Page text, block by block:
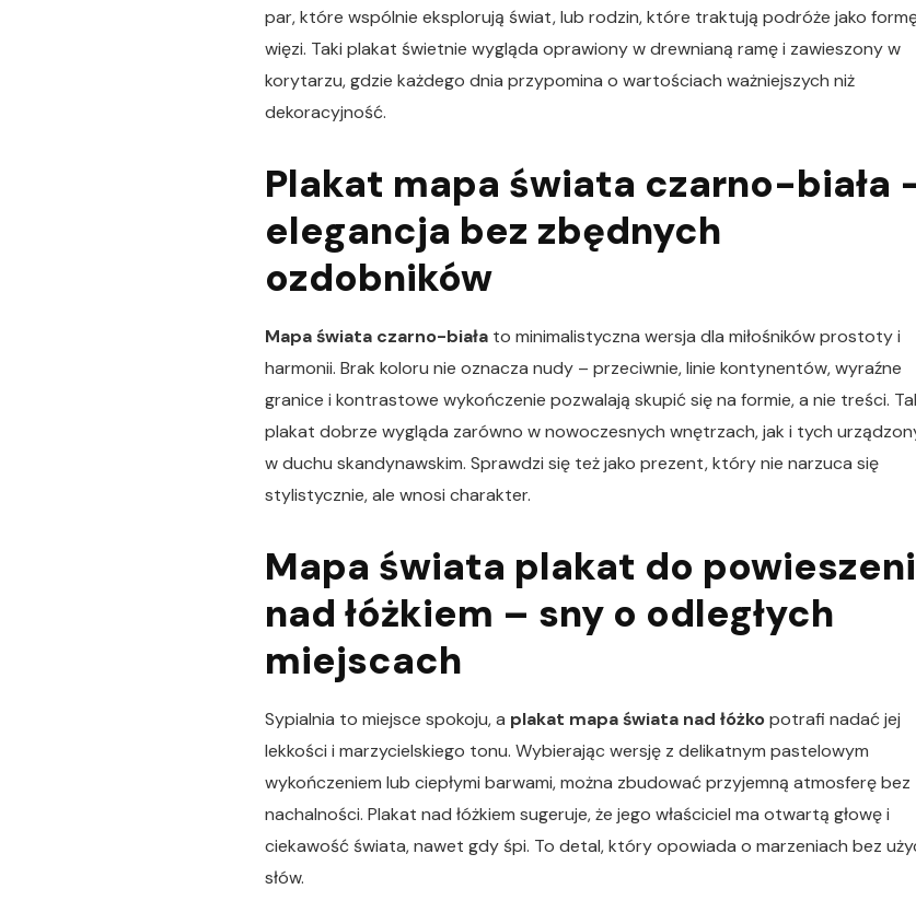
par, które wspólnie eksplorują świat, lub rodzin, które traktują podróże jako
więzi. Taki plakat świetnie wygląda oprawiony w drewnianą ramę i zawieszony w
korytarzu, gdzie każdego dnia przypomina o wartościach ważniejszych niż
dekoracyjność.
Plakat mapa świata czarno-biała
elegancja bez zbędnych
ozdobników
Mapa świata czarno-biała to minimalistyczna wersja dla miłośników prostoty i
harmonii. Brak koloru nie oznacza nudy – przeciwnie, linie kontynentów, wyraźne
granice i kontrastowe wykończenie pozwalają skupić się na formie, a nie treści.
plakat dobrze wygląda zarówno w nowoczesnych wnętrzach, jak i tych
w duchu skandynawskim. Sprawdzi się też jako prezent, który nie narzuca się
stylistycznie, ale wnosi charakter.
Mapa świata plakat do
nad łóżkiem – sny o odległych
miejscach
Sypialnia to miejsce spokoju, a plakat mapa świata nad łóżkopotrafi nadać jej
lekkości i marzycielskiego tonu. Wybierając wersję z delikatnym pastelowym
wykończeniem lub ciepłymi barwami, można zbudować przyjemną atmosferę bez
nachalności. Plakat nad łóżkiem sugeruje, że jego właściciel ma otwartą głowę i
ciekawość świata, nawet gdy śpi. To detal, który opowiada o marzeniach bez
słów.